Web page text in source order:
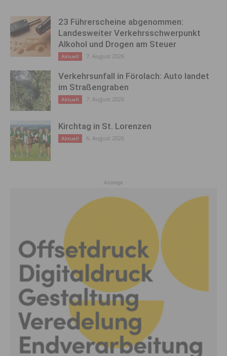
23 Führerscheine abgenommen:
Landesweiter Verkehrsschwerpunkt
Alkohol und Drogen am Steuer
Aktuell 7. August 2026
Verkehrsunfall in Förolach: Auto landet
im Straßengraben
Aktuell 7. August 2026
Kirchtag in St. Lorenzen
Aktuell 6. August 2026
Anzeige